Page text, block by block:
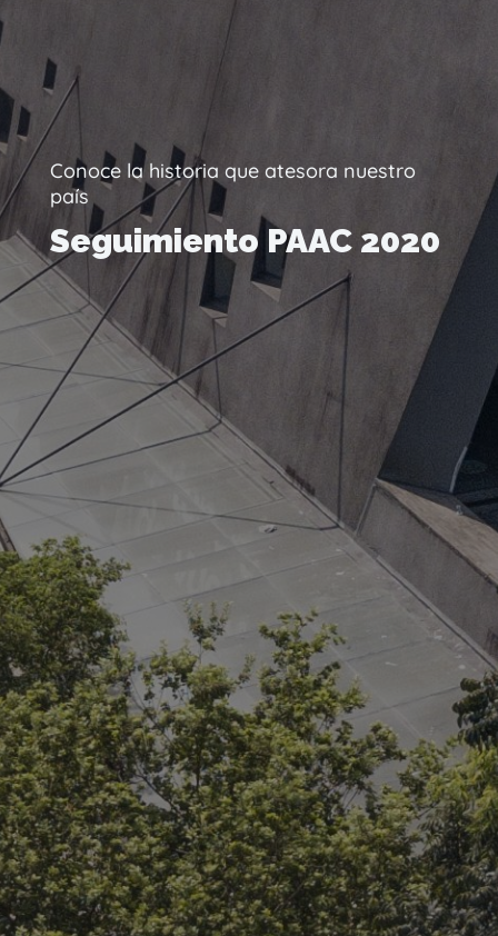
Conoce la historia que atesora nuestro
país
Seguimiento PAAC 2020